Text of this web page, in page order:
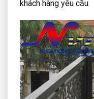
khách hàng yêu cầu.